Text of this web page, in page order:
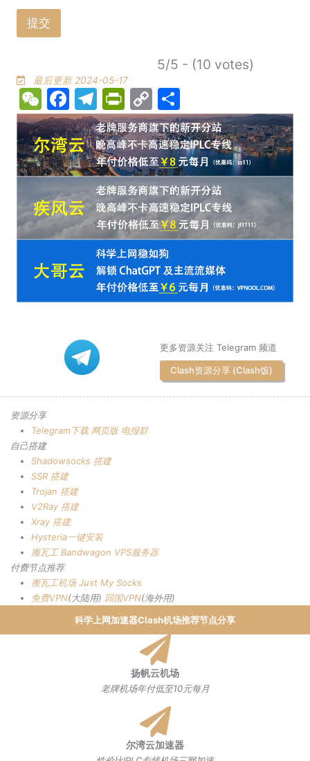
提交
5/5 - (10 votes)
最后更新 2024-05-17
WeChat
Facebook
Telegram
PrintFriendly
Copy
Link
Share
更多资源关注 Telegram 频道
Clash资源分享 (Clash饭)
资源分享
Telegram下载 网页版 电报群
自己搭建
Shadowsocks 搭建
SSR 搭建
Trojan 搭建
V2Ray 搭建
Xray 搭建
Hysteria一键安装
搬瓦工 Bandwagon VPS服务器
付费节点推荐
搬瓦工机场 Just My Socks
免费VPN(大陆用) 回国VPN(海外用)
科学上网加速器Clash机场推荐节点分享
扬帆云机场
老牌机场年付低至10元每月
尔湾云加速器